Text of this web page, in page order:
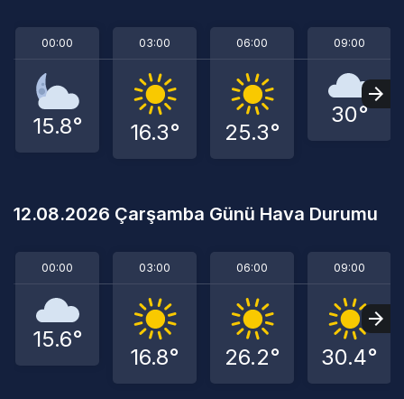
00:00
15.8°
03:00
16.3°
06:00
25.3°
09:00
30°
12.08.2026 Çarşamba Günü Hava Durumu
00:00
15.6°
03:00
16.8°
06:00
26.2°
09:00
30.4°